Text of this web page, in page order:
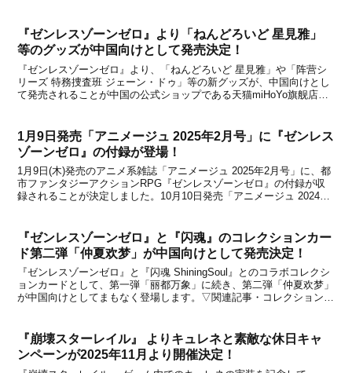
『ゼンレスゾーンゼロ』より「ねんどろいど 星見雅」
等のグッズが中国向けとして発売決定！
『ゼンレスゾーンゼロ』より、「ねんどろいど 星見雅」や「阵营シ
リーズ 特務捜査班 ジェーン・ドゥ」等の新グッズが、中国向けとし
て発売されることが中国の公式ショップである天猫miHoYo旗舰店と
1月9日発売「アニメージュ 2025年2月号」に『ゼンレス
ゾーンゼロ』の付録が登場！
1月9日(木)発売のアニメ系雑誌「アニメージュ 2025年2月号」に、都
市ファンタジーアクションRPG『ゼンレスゾーンゼロ』の付録が収
録されることが決定しました。10月10日発売「アニメージュ 2024年
『ゼンレスゾーンゼロ』と『闪魂』のコレクションカー
ド第二弾「仲夏欢梦」が中国向けとして発売決定！
『ゼンレスゾーンゼロ』と『闪魂 ShiningSoul』とのコラボコレクシ
ョンカードとして、第一弾「丽都万象」に続き、第二弾「仲夏欢梦」
が中国向けとしてまもなく登場します。▽関連記事・コレクションカ
『崩壊スターレイル』 よりキュレネと素敵な休日キャ
ンペーンが2025年11月より開催決定！